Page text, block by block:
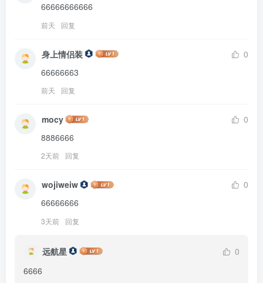
66666666666
前天 回复
身上情侣装
0
66666663
前天 回复
mocy
0
8886666
2天前 回复
wojiweiw
0
66666666
3天前 回复
远航星
0
6666